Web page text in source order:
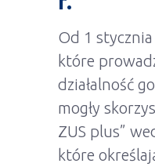
Od 1
które
działalność
mogły
ZUS plus”
które